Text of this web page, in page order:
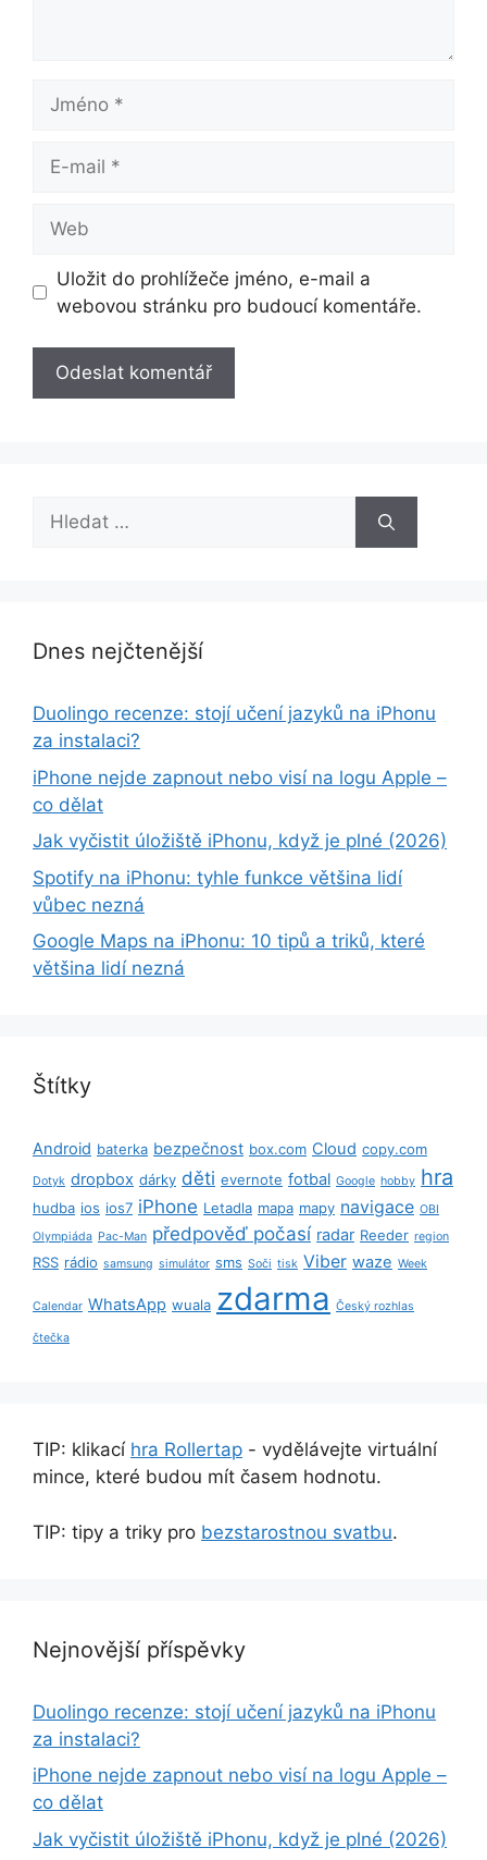
Jméno
mail
Uložit do prohlížeče jméno, e-mail a
webovou stránku pro budoucí komentáře.
Hledat:
Dnes nejčtenější
Duolingo recenze: stojí učení jazyků na iPhonu
za instalaci?
iPhone nejde zapnout nebo visí na logu Apple –
co dělat
Jak vyčistit úložiště iPhonu, když je plné (2026)
Spotify na iPhonu: tyhle funkce většina lidí
vůbec nezná
Google Maps na iPhonu: 10 tipů a triků, které
většina lidí nezná
Štítky
Android baterka bezpečnost box.com Cloud copy.com
Dotyk dropbox dárky děti evernote fotbal Google hobby hra
hudba ios ios7 iPhone Letadla mapa mapy navigace OBI
Olympiáda Pac-Man předpověď počasí radar Reeder region
RSS rádio samsung simulátor sms Soči tisk Viber waze Week
Calendar WhatsApp wuala zdarma Český rozhlas
čtečka
TIP: klikací hra Rollertap - vydělávejte virtuální
mince, které budou mít časem hodnotu.
TIP: tipy a triky pro bezstarostnou svatbu.
Nejnovější příspěvky
Duolingo recenze: stojí učení jazyků na iPhonu
za instalaci?
iPhone nejde zapnout nebo visí na logu Apple –
co dělat
Jak vyčistit úložiště iPhonu, když je plné (2026)